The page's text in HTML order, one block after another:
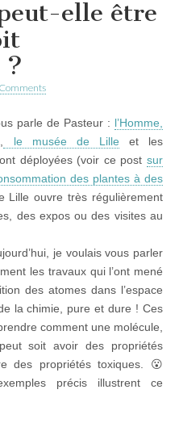
elle être
?
parle de Pasteur : l’Homme,
le musée de Lille et les
déployées (voir ce post sur
des plantes à des
Lille ouvre très régulièrement
des expos ou des visites au
je voulais vous parler
les travaux qui l’ont mené
des atomes dans l’espace
la chimie, pure et dure ! Ces
comment une molécule,
soit avoir des propriétés
des propriétés toxiques. 😮
précis illustrent ce